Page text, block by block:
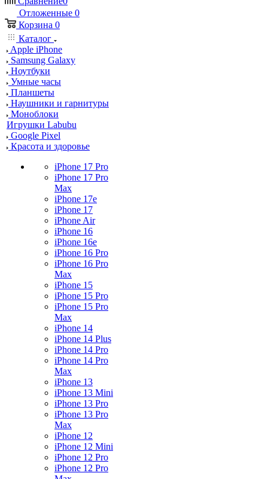
Отложенные 0
Корзина 0
Каталог
Apple iPhone
Samsung Galaxy
Ноутбуки
Умные часы
Планшеты
Наушники и гарнитуры
Моноблоки
Игрушки Labubu
Google Pixel
Красота и здоровье
iPhone 17 Pro
iPhone 17 Pro
Max
iPhone 17e
iPhone 17
iPhone Air
iPhone 16
iPhone 16e
iPhone 16 Pro
iPhone 16 Pro
Max
iPhone 15
iPhone 15 Pro
iPhone 15 Pro
Max
iPhone 14
iPhone 14 Plus
iPhone 14 Pro
iPhone 14 Pro
Max
iPhone 13
iPhone 13 Mini
iPhone 13 Pro
iPhone 13 Pro
Max
iPhone 12
iPhone 12 Mini
iPhone 12 Pro
iPhone 12 Pro